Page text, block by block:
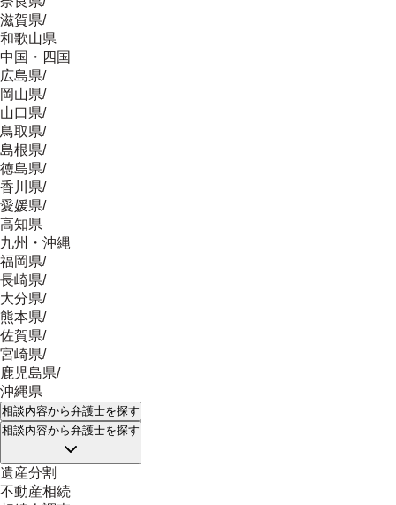
滋賀県/
和歌山県
中国・四国
広島県/
岡山県/
山口県/
鳥取県/
島根県/
徳島県/
香川県/
愛媛県/
高知県
九州・沖縄
福岡県/
長崎県/
大分県/
熊本県/
佐賀県/
宮崎県/
鹿児島県/
沖縄県
相談内容から弁護士を探す
相談内容から弁護士を探す
遺産分割
不動産相続